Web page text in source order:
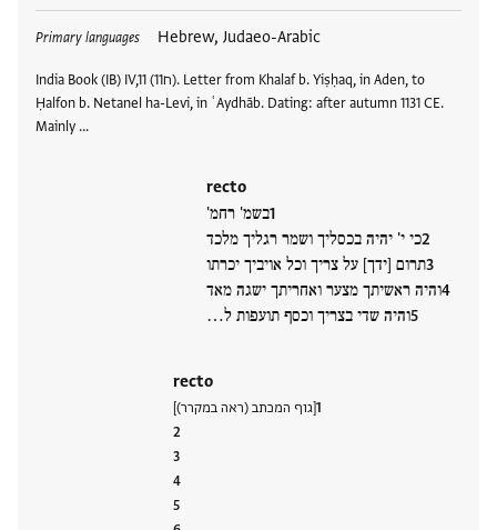
Primary languages Hebrew, Judaeo-Arabic
India Book (IB) IV,11 (ח11). Letter from Khalaf b. Yiṣḥaq, in Aden, to
Ḥalfon b. Netanel ha-Levi, in ʿAydhāb. Dating: after autumn 1131 CE.
Mainly …
recto
בשמ' רחמ'
כי י' יהיה בכסליך ושמר רגליך מלכד
תרום [ידך] על צריך וכל אויביך יכרתו
והיה ראשיתך מצער ואחריתך ישגה מאד
והיה שדי בצריך וכסף תועפות ל…
recto
[גוף המכתב (ראה במקרר)]
Tags